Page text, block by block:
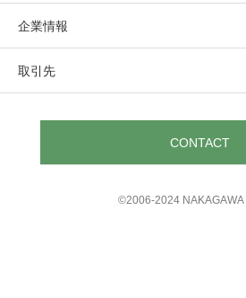
企業情報
取引先
CONTACT
©︎2006-2024 NAKAGAWA